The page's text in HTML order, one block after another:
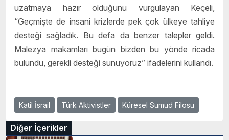
uzatmaya hazır olduğunu vurgulayan Keçeli,
“Geçmişte de insani krizlerde pek çok ülkeye tahliye
desteği sağladık. Bu defa da benzer talepler geldi.
Malezya makamları bugün bizden bu yönde ricada
bulundu, gerekli desteği sunuyoruz” ifadelerini kullandı.
Katil İsrail Türk Aktivistler Küresel Sumud Filosu
Diğer İçerikler